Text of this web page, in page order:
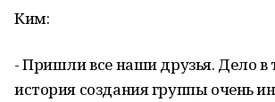
Ким:
- Пришли все наши друзья. Дело в
история создания группы очень